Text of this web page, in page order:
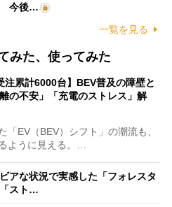
今後…
一覧を見る
みた、使ってみた
注累計6000台】BEV普及の障壁と
の不安」「充電のストレス」解
EV（BEV）シフト」の潮流も、
ように見える。…
アな状況で実感した「フォレスタ
スト…